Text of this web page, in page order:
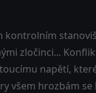
kontrolním
zločinci...
napětí,
všem hrozbám se